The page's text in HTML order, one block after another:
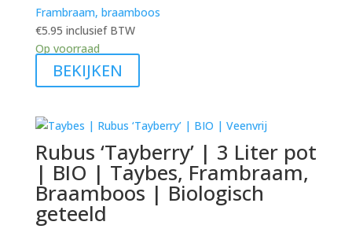
Frambraam, braamboos
€5.95 inclusief BTW
Op voorraad
BEKIJKEN
Rubus ‘Tayberry’ | 3 Liter pot
| BIO | Taybes, Frambraam,
Braamboos | Biologisch
geteeld